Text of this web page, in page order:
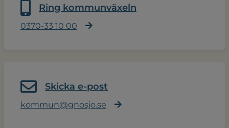
Ring kommunväxeln
0370-33 10 00
Skicka e-post
kommun@gnosjo.se